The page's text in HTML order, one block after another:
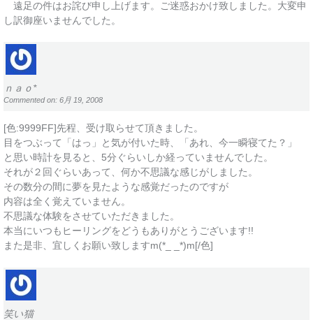
遠足の件はお詫び申し上げます。ご迷惑おかけ致しました。大変申
し訳御座いませんでした。
ｎａｏ*
Commented on: 6月 19, 2008
[色:9999FF]先程、受け取らせて頂きました。
目をつぶって「はっ」と気が付いた時、「あれ、今一瞬寝てた？」
と思い時計を見ると、5分ぐらいしか経っていませんでした。
それが２回ぐらいあって、何か不思議な感じがしました。
その数分の間に夢を見たような感覚だったのですが
内容は全く覚えていません。
不思議な体験をさせていただきました。
本当にいつもヒーリングをどうもありがとうございます!!
また是非、宜しくお願い致しますm(*_ _*)m[/色]
笑い猫